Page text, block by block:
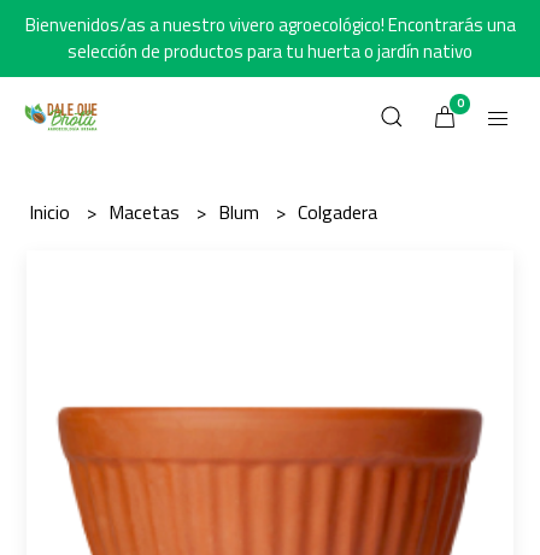
Bienvenidos/as a nuestro vivero agroecológico! Encontrarás una
selección de productos para tu huerta o jardín nativo
0
Inicio Macetas Blum Colgadera